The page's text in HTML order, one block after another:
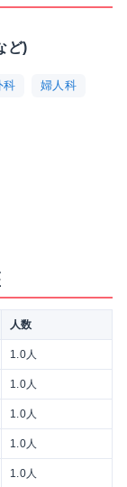
ど)
科 婦人科
人数
1.0人
1.0人
1.0人
1.0人
1.0人